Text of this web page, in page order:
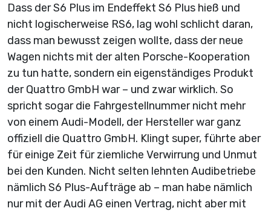
Dass der S6 Plus im Endeffekt S6 Plus hieß und
nicht logischerweise RS6, lag wohl schlicht daran,
dass man bewusst zeigen wollte, dass der neue
Wagen nichts mit der alten Porsche-Kooperation
zu tun hatte, sondern ein eigenständiges Produkt
der Quattro GmbH war – und zwar wirklich. So
spricht sogar die Fahrgestellnummer nicht mehr
von einem Audi-Modell, der Hersteller war ganz
offiziell die Quattro GmbH. Klingt super, führte aber
für einige Zeit für ziemliche Verwirrung und Unmut
bei den Kunden. Nicht selten lehnten Audibetriebe
nämlich S6 Plus-Aufträge ab – man habe nämlich
nur mit der Audi AG einen Vertrag, nicht aber mit